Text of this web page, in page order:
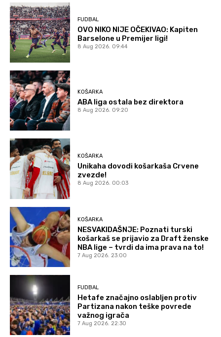
FUDBAL
OVO NIKO NIJE OČEKIVAO: Kapiten
Barselone u Premijer ligi!
8 Aug 2026. 09:44
KOŠARKA
ABA liga ostala bez direktora
8 Aug 2026. 09:20
KOŠARKA
Unikaha dovodi košarkaša Crvene
zvezde!
8 Aug 2026. 00:03
KOŠARKA
NESVAKIDAŠNJE: Poznati turski
košarkaš se prijavio za Draft ženske
NBA lige – tvrdi da ima prava na to!
7 Aug 2026. 23:00
FUDBAL
Hetafe značajno oslabljen protiv
Partizana nakon teške povrede
važnog igrača
7 Aug 2026. 22:30